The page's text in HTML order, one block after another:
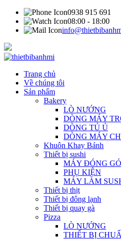
0938 915 691
08:00 - 18:00
Trang chủ
Về chúng tôi
Sản phẩm
Bakery
LÒ NƯỚNG
DÒNG MÁY
DÒNG TỦ Ủ
DÒNG MÁY
Khuôn Khay Bánh
Thiết bị sushi
MÁY ĐÓNG
PHỤ KIỆN
MÁY LÀM
Thiết bị thịt
Thiết bị đông lạnh
Thiết bị quay gà
Pizza
LÒ NƯỚNG
THIẾT BỊ